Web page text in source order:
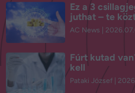
Ez a 3
juthat – te
AC News
Fúrt kutad
kell
Pataki József